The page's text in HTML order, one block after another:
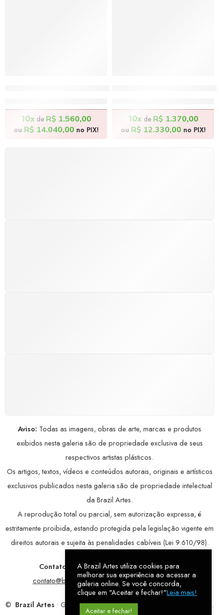
10x de R$ 1.560,00
ou R$ 14.040,00 no PIX!
10x de R$ 1.370,00
ou R$ 12.330,00 no PIX!
Aviso: Todas as imagens, obras de arte, marcas e produtos
exibidos nesta galeria são de propriedade exclusiva de seus
respectivos artistas plásticos.
Os artigos, textos, vídeos e conteúdos autorais, originais e artísticos
exclusivos publicados nesta galeria são de propriedade intelectual
da Brazil Artes.
A reprodução total ou parcial, sem autorização expressa, é
estritamente proibida, estando protegida pela legislação vigente em
direitos autorais e sujeita às penalidades cabíveis (Lei 9.610/98).
Contatos: WhatsApp:79 9998-1221/ E-mail:
contato@brazilartes.com/ Instagram:@brazilartes
© Brazil Artes • Galeria Online.9 anosde história (2017 – 2026).
A Brazil Artes utiliza cookies para
melhorar sua experiência ao acessar a
galeria online. Se você concorda,
clique em "Aceitar e fechar!"Leia mais!
Aceitar e fechar!